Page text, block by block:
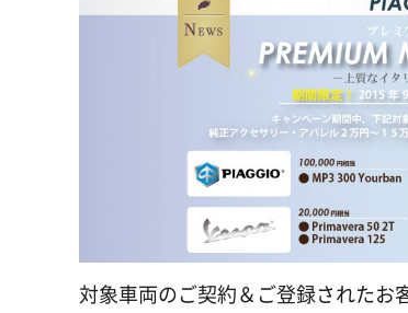
対象車両のご契約＆ご登録されたお